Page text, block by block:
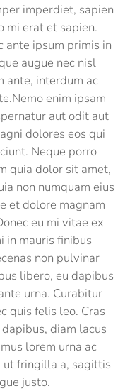
imperdiet, sapien
mi erat et sapien.
ante ipsum primis in
augue nec nisl
ante, interdum ac
enim ipsam
aut odit aut
dolores eos qui
Neque porro
quia dolor sit amet,
non numquam eius
et dolore magnam
eu mi vitae ex
in mauris finibus
non pulvinar
libero, eu dapibus
urna. Curabitur
quis felis leo. Cras
diam lacus
lorem urna ac
ut fringilla a, sagittis
justo.